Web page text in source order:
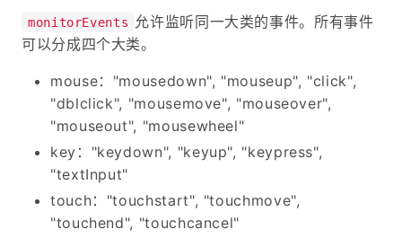
monitorEvents
允许监听同一大类的事件。所有事件
可以分成四个大类。
mouse："mousedown", "mouseup", "click",
"dblclick", "mousemove", "mouseover",
"mouseout", "mousewheel"
key："keydown", "keyup", "keypress",
"textInput"
touch："touchstart", "touchmove",
"touchend", "touchcancel"